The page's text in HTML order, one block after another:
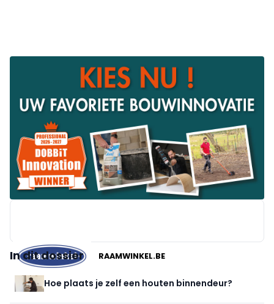
RAAMWINKEL.BE
In dit dossier
Hoe plaats je zelf een houten binnendeur?